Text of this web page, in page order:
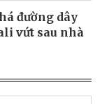
đường dây
vứt sau nhà